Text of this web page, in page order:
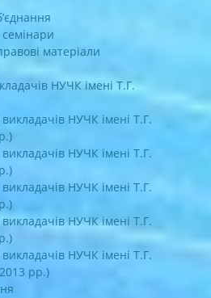
семінари
матеріали
НУЧК імені Т.Г.
викладачів НУЧК імені Т.Г.
викладачів НУЧК імені Т.Г.
викладачів НУЧК імені Т.Г.
НУЧК імені Т.Г.
викладачів НУЧК імені Т.Г.
рр.)